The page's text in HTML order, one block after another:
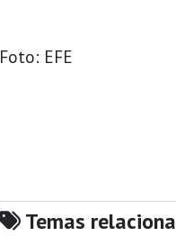
Foto: EFE
Temas